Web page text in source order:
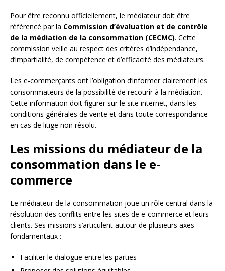
Pour être reconnu officiellement, le médiateur doit être
référencé par la Commission d’évaluation et de contrôle
de la médiation de la consommation (CECMC). Cette
commission veille au respect des critères d’indépendance,
d’impartialité, de compétence et d’efficacité des médiateurs.
Les e-commerçants ont l’obligation d’informer clairement les
consommateurs de la possibilité de recourir à la médiation.
Cette information doit figurer sur le site internet, dans les
conditions générales de vente et dans toute correspondance
en cas de litige non résolu.
Les missions du médiateur de la
consommation dans le e-
commerce
Le médiateur de la consommation joue un rôle central dans la
résolution des conflits entre les sites de e-commerce et leurs
clients. Ses missions s’articulent autour de plusieurs axes
fondamentaux :
Faciliter le dialogue entre les parties